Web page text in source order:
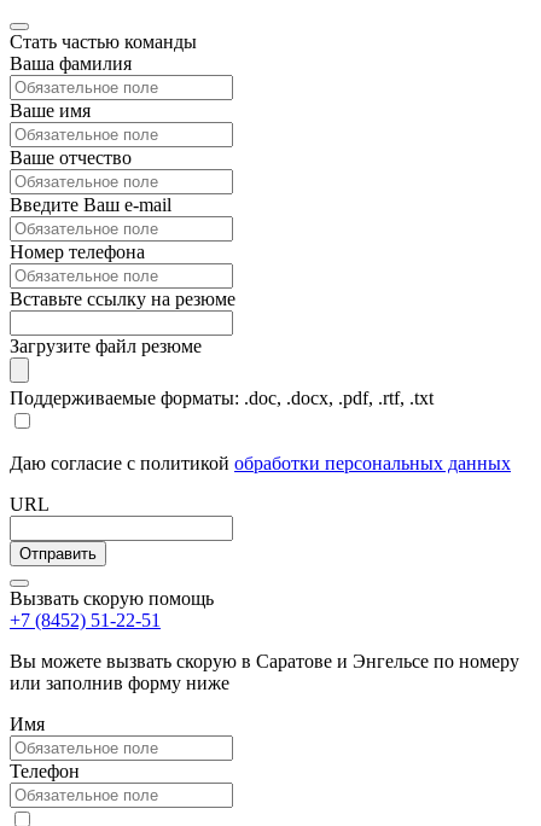
Стать частью команды
Ваша фамилия
Ваше имя
Ваше отчество
Введите Ваш e-mail
Номер телефона
Вставьте ссылку на резюме
Загрузите файл резюме
Поддерживаемые форматы: .doc, .docx, .pdf, .rtf, .txt
Даю согласие с политикой обработки персональных данных
URL
Вызвать скорую помощь
+7 (8452) 51-22-51
Вы можете вызвать скорую в Саратове и Энгельсе по номеру
или заполнив форму ниже
Имя
Телефон